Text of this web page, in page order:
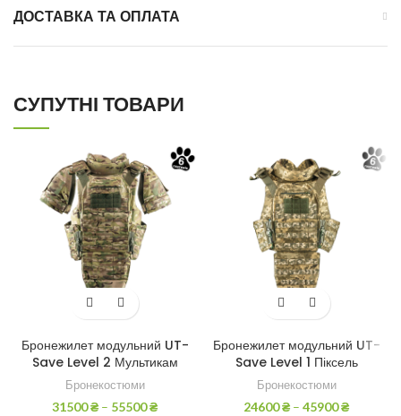
ДОСТАВКА ТА ОПЛАТА
СУПУТНІ ТОВАРИ
Бронежилет модульний UT-
Save Level 2 Мультикам
Бронекостюми
31500₴ – 55500₴
Бронежилет модульний UT-
Save Level 1 Піксель
Бронекостюми
24600₴ – 45900₴